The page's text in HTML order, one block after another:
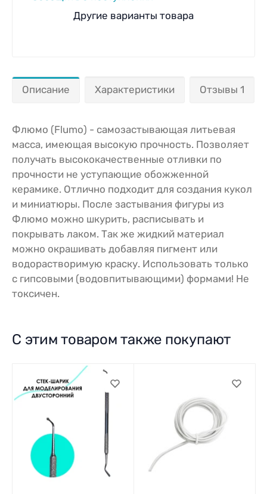
Другие варианты товара
Описание Характеристики Отзывы 1
Флюмо (Flumo) - самозастывающая литьевая
масса, имеющая высокую прочность. Позволяет
получать высококачественные отливки по
прочности не уступающие обожженной
керамике. Отлично подходит для создания кукол
и миниатюры. После застывания фигуры из
Флюмо можно шкурить, расписывать и
покрывать лаком. Так же жидкий материал
можно окрашивать добавляя пигмент или
водорастворимую краску. Использовать только
с гипсовыми (водовпитывающими) формами! Не
токсичен.
С этим товаром также покупают